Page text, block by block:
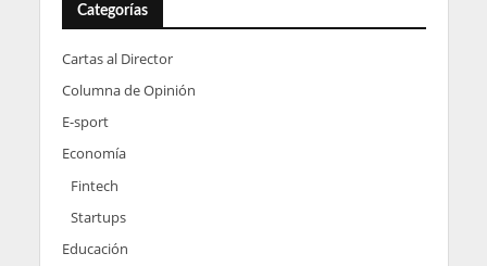
Categorías
Cartas al Director
Columna de Opinión
E-sport
Economía
Fintech
Startups
Educación